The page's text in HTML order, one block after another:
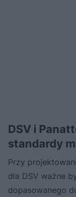
DSV i
standardy
Przy
dla DSV ważne
dopasowanego